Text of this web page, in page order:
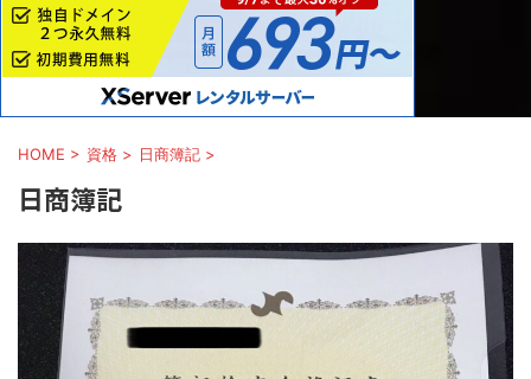
HOME > 資格 > 日商簿記 >
日商簿記